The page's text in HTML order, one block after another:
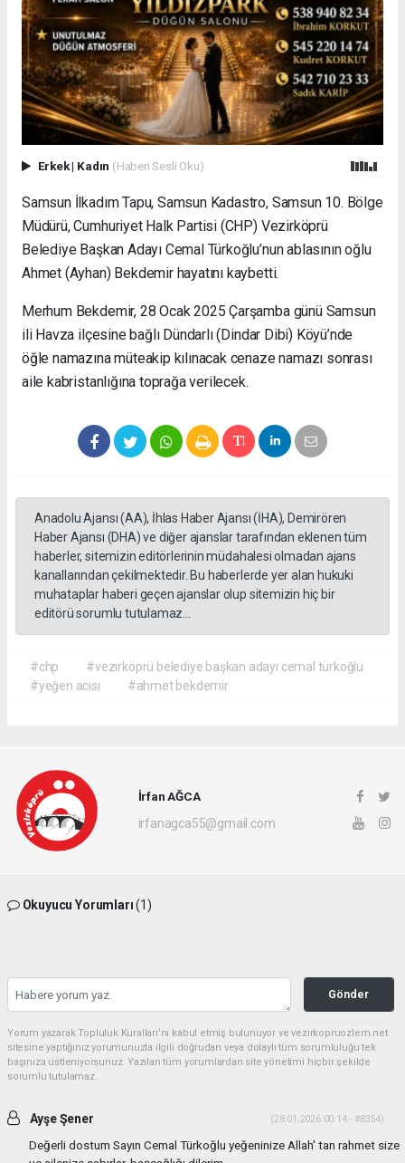
Erkek| Kadın (Haberi Sesli Oku)
Samsun İlkadım Tapu, Samsun Kadastro, Samsun 10. Bölge
Müdürü, Cumhuriyet Halk Partisi (CHP) Vezirköprü
Belediye Başkan Adayı Cemal Türkoğlu’nun ablasının oğlu
Ahmet (Ayhan) Bekdemir hayatını kaybetti.
Merhum Bekdemir, 28 Ocak 2025 Çarşamba günü Samsun
ili Havza ilçesine bağlı Dündarlı (Dindar Dibi) Köyü’nde
öğle namazına müteakip kılınacak cenaze namazı sonrası
aile kabristanlığına toprağa verilecek.
Anadolu Ajansı (AA), İhlas Haber Ajansı (İHA), Demirören
Haber Ajansı (DHA) ve diğer ajanslar tarafından eklenen tüm
haberler, sitemizin editörlerinin müdahalesi olmadan ajans
kanallarından çekilmektedir. Bu haberlerde yer alan hukuki
muhataplar haberi geçen ajanslar olup sitemizin hiç bir
editörü sorumlu tutulamaz...
#chp
#vezirköprü belediye başkan adayı cemal türkoğlu
#yeğen acısı
#ahmet bekdemir
İrfan AĞCA
irfanagca55@gmail.com
Okuyucu Yorumları(1)
Gönder
Yorum yazarak Topluluk Kuralları’nı kabul etmiş bulunuyor ve vezirkopruozlem.net
sitesine yaptığınız yorumunuzla ilgili doğrudan veya dolaylı tüm sorumluluğu tek
başınıza üstleniyorsunuz. Yazılan tüm yorumlardan site yönetimi hiçbir şekilde
sorumlu tutulamaz.
Ayşe Şener (28.01.2026 00:14 - #8354)
Değerli dostum Sayın Cemal Türkoğlu yeğeninize Allah' tan rahmet size